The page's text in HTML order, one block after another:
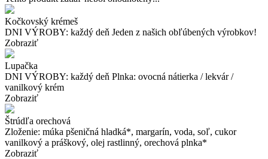
Kočkovský krémeš
DNI VÝROBY: každý deň Jeden z našich obľúbených výrobkov!
Zobraziť
Lupačka
DNI VÝROBY: každý deň Plnka: ovocná nátierka / lekvár /
vanilkový krém
Zobraziť
Štrúdľa orechová
Zloženie: múka pšeničná hladká*, margarín, voda, soľ, cukor
vanilkový a práškový, olej rastlinný, orechová plnka*
Zobraziť